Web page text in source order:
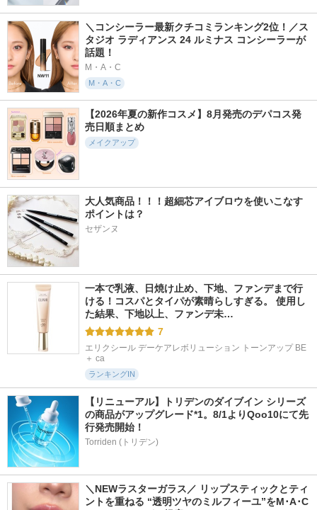
＼コンシーラー最新クチコミランキング2位！／ス
タジオ ラディアンス 24 ルミナス コンシーラーが
話題！
M・A・C
M・A・C
【2026年夏の新作コスメ】8月発売のデパコス発
売日順まとめ
メイクアップ
大人気商品！！！超細芯アイブロウを使いこなす
ポイントは？
セザンヌ
一本で乳液、日焼け止め、下地、ファンデまで行
ける！コスパとタイパが素晴らしすぎる。 使用し
た結果、下地以上、ファンデ未…
7
エリクシール デーケアレボリューション トーンアップ BE
＋ ca
ランキングIN
【リニューアル】トリデンのダイブイン シリーズ
の商品がアップグレード*1。8/1よりQoo10にて先
行発売開始！
Torriden (トリデン)
＼NEWラスターガラス／ リップスティックとティ
ントを重ねる “透明ツヤのミルフィーユ”をM･A･C